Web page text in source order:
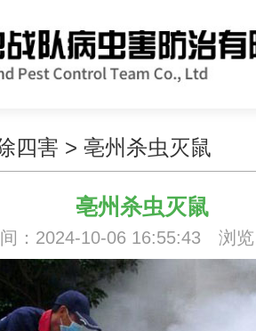
四害 > 亳州杀虫灭鼠
亳州杀虫灭鼠
：2024-10-06 16:55:43 浏览